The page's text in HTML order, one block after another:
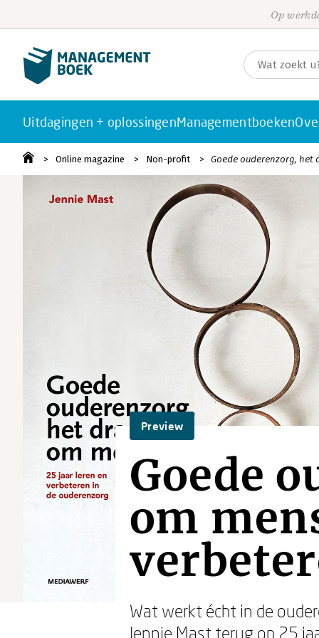
Op
Uitdagingen + oplossingenManagementboeken
Online magazine Non-profit Goede ouderenzorg, het
Preview
Goede
om
Wat werkt écht in de
Jennie Mast terug op 25